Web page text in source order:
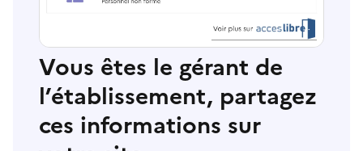
Vous êtes le gérant de
l’établissement, partagez
ces informations sur